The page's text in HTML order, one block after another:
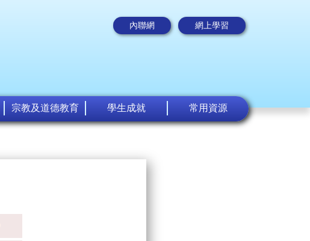
內聯網 網上學習
宗教及道德教育 學生成就 常用資源